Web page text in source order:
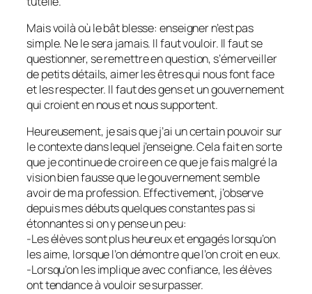
Mais voilà où le bât blesse: enseigner n’est pas
simple. Ne le sera jamais. Il faut vouloir. Il faut se
questionner, se remettre en question, s’émerveiller
de petits détails, aimer les êtres qui nous font face
et les respecter. Il faut des gens et un gouvernement
qui croient en nous et nous supportent.
Heureusement, je sais que j’ai un certain pouvoir sur
le contexte dans lequel j’enseigne. Cela fait en sorte
que je continue de croire en ce que je fais malgré la
vision bien fausse que le gouvernement semble
avoir de ma profession. Effectivement, j’observe
depuis mes débuts quelques constantes pas si
étonnantes si on y pense un peu:
-Les élèves sont plus heureux et engagés lorsqu’on
les aime, lorsque l’on démontre que l’on croit en eux.
-Lorsqu’on les implique avec confiance, les élèves
ont tendance à vouloir se surpasser.